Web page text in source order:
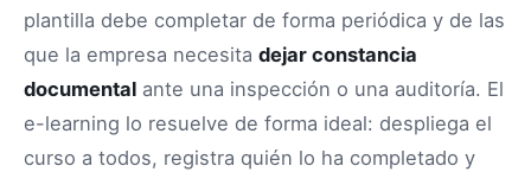
plantilla debe completar de forma periódica y de las
que la empresa necesita dejar constancia
documental ante una inspección o una auditoría. El
e-learning lo resuelve de forma ideal: despliega el
curso a todos, registra quién lo ha completado y